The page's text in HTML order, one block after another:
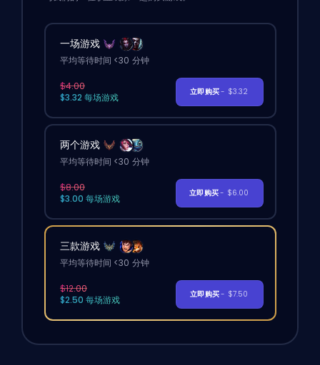
一场游戏
平均等待时间 <30 分钟
$4.00
$3.32 每场游戏
立即购买- $3.32
两个游戏
平均等待时间 <30 分钟
$8.00
$3.00 每场游戏
立即购买- $6.00
三款游戏
平均等待时间 <30 分钟
$12.00
$2.50 每场游戏
立即购买- $7.50